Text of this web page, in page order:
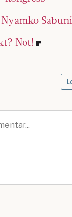
Sabuni
Not!